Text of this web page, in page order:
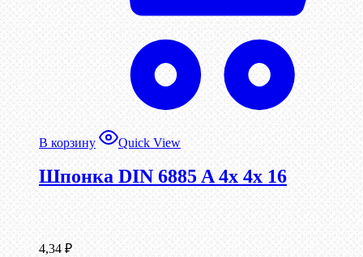
В корзину Quick View
Шпонка DIN 6885 A 4x 4x 16
4,34 ₽